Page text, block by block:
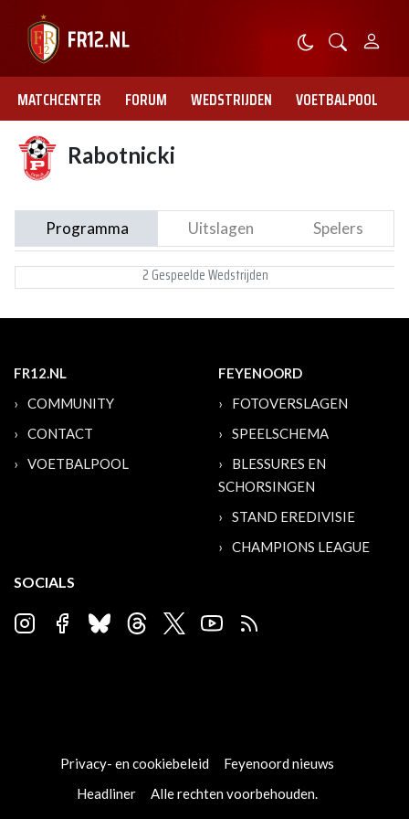
MATCHCENTER FORUM WEDSTRIJDEN VOETBALPOOL
Rabotnicki
Programma Uitslagen Spelers
2 Gespeelde Wedstrijden
FR12.NL
COMMUNITY
CONTACT
VOETBALPOOL
FEYENOORD
FOTOVERSLAGEN
SPEELSCHEMA
BLESSURES EN
SCHORSINGEN
STAND EREDIVISIE
CHAMPIONS LEAGUE
SOCIALS
Privacy- en cookiebeleid
Feyenoord nieuws
Headliner
Alle rechten voorbehouden.